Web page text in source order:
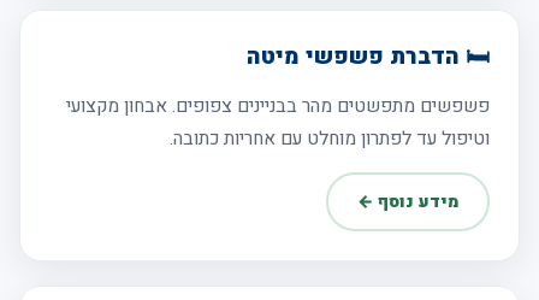
🛏️ הדברת פשפשי מיטה
פשפשים מתפשטים מהר בבניינים צפופים. אבחון מקצועי
וטיפול עד לפתרון מוחלט עם אחריות כתובה.
מידע נוסף ←